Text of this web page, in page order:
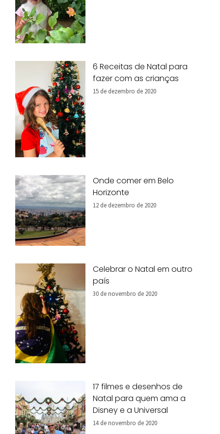
6 Receitas de Natal para
fazer com as crianças
15 de dezembro de 2020
Onde comer em Belo
Horizonte
12 de dezembro de 2020
Celebrar o Natal em outro
país
30 de novembro de 2020
17 filmes e desenhos de
Natal para quem ama a
Disney e a Universal
14 de novembro de 2020